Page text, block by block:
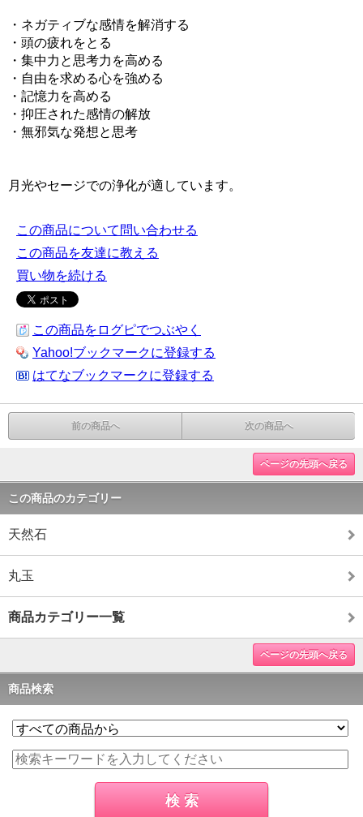
・ネガティブな感情を解消する
・頭の疲れをとる
・集中力と思考力を高める
・自由を求める心を強める
・記憶力を高める
・抑圧された感情の解放
・無邪気な発想と思考
月光やセージでの浄化が適しています。
この商品について問い合わせる
この商品を友達に教える
買い物を続ける
この商品をログピでつぶやく
Yahoo!ブックマークに登録する
はてなブックマークに登録する
前の商品へ 次の商品へ
ページの先頭へ戻る
この商品のカテゴリー
天然石
丸玉
商品カテゴリー一覧
ページの先頭へ戻る
商品検索